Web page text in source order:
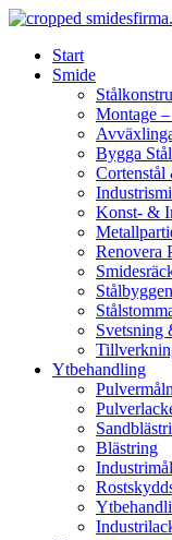
Skip
contentStart
Smide
Montage
Bygga
Cortenstål
Konst- &
Renovera
Svetsning
Ytbehandling
Blästring